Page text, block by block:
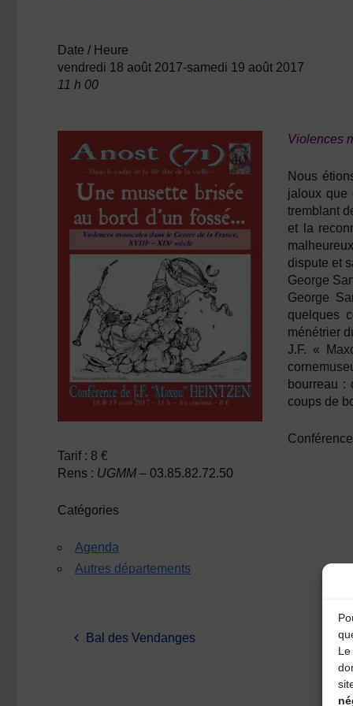
Date / Heure
vendredi 18 août 2017-samedi 19 août 2017
11 h 00
Violences
Nous
jaloux que
tremblant
et la
dispute et
George
George
quelques
ménétrier
J.F. «
bourreau :
coups de
Tarif : 8 €
Rens : UGMM –03.85.82.72.50
Catégories
Agenda
Autres départements
Bal des Vendanges